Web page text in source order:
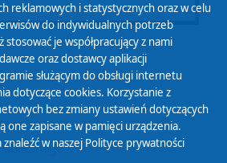
reklamowych i statystycznych oraz w celu
do indywidualnych potrzeb
je współpracujący z nami
oraz dostawcy aplikacji
służącym do obsługi internetu
dotyczące cookies. Korzystanie z
bez zmiany ustawień dotyczących
one zapisane w pamięci urządzenia.
w naszej Polityce prywatności